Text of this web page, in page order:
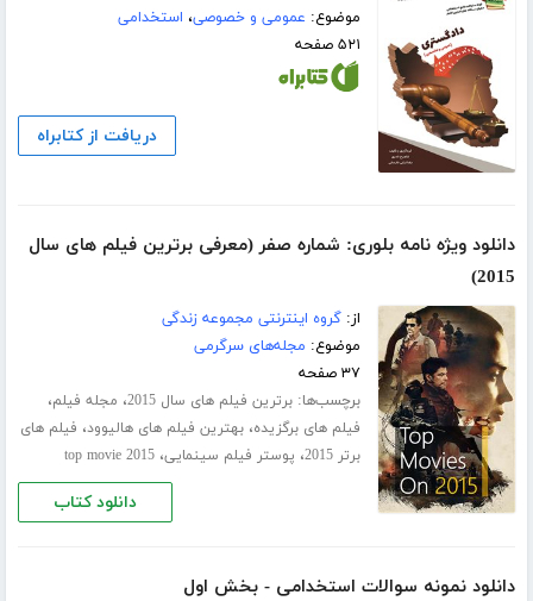
موضوع: عمومی و خصوصی، استخدامی
۵۲۱ صفحه
دریافت از کتابراه
دانلود ویژه نامه بلوری: شماره صفر (معرفی برترین فیلم های سال
2015)
از:گروه اینترنتی مجموعه زندگی
موضوع: مجله‌های سرگرمی
۳۷ صفحه
برچسب‌ها:برترین فیلم های سال 2015 ، مجله فیلم،
فیلم های برگزیده،بهترین فیلم های هالیوود، فیلم های
برتر 2015
، پوستر فیلم سینمایی،top movie 2015
دانلود کتاب
دانلود نمونه سوالات استخدامی - بخش اول